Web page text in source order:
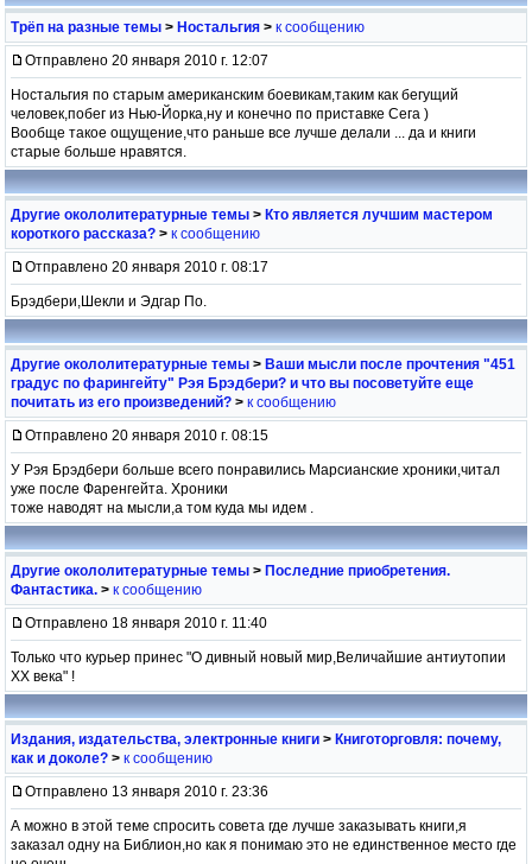
Трёп на разные темы > Ностальгия > к сообщению
Отправлено 20 января 2010 г. 12:07
Ностальгия по старым американским боевикам,таким как бегущий
человек,побег из Нью-Йорка,ну и конечно по приставке Сега )
Вообще такое ощущение,что раньше все лучше делали ... да и книги
старые больше нравятся.
Другие окололитературные темы > Кто является лучшим мастером
короткого рассказа? > к сообщению
Отправлено 20 января 2010 г. 08:17
Брэдбери,Шекли и Эдгар По.
Другие окололитературные темы > Ваши мысли после прочтения "451
градус по фарингейту" Рэя Брэдбери? и что вы посоветуйте еще
почитать из его произведений? > к сообщению
Отправлено 20 января 2010 г. 08:15
У Рэя Брэдбери больше всего понравились Марсианские хроники,читал
уже после Фаренгейта. Хроники
тоже наводят на мысли,а том куда мы идем .
Другие окололитературные темы > Последние приобретения.
Фантастика. > к сообщению
Отправлено 18 января 2010 г. 11:40
Только что курьер принес "О дивный новый мир,Величайшие антиутопии
ХХ века" !
Издания, издательства, электронные книги > Книготорговля: почему,
как и доколе? > к сообщению
Отправлено 13 января 2010 г. 23:36
А можно в этой теме спросить совета где лучше заказывать книги,я
заказал одну на Библион,но как я понимаю это не единственное место где